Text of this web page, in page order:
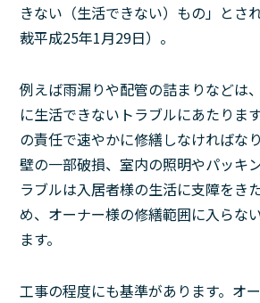
きない（生活できない）もの」とさ
裁平成25年1月29日）。
例えば雨漏りや配管の詰まりなどは
に生活できないトラブルにあたりま
の責任で速やかに修繕しなければな
壁の一部破損、室内の照明やパッキ
ラブルは入居者様の生活に支障をき
め、オーナー様の修繕範囲に入らな
ます。
工事の程度にも基準があります。オ